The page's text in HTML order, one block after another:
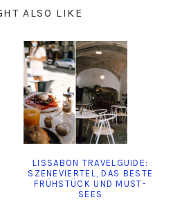
ALSO LIKE
LISSABON TRAVELGUIDE:
SZENEVIERTEL, DAS BESTE
FRÜHSTÜCK UND MUST-
SEES